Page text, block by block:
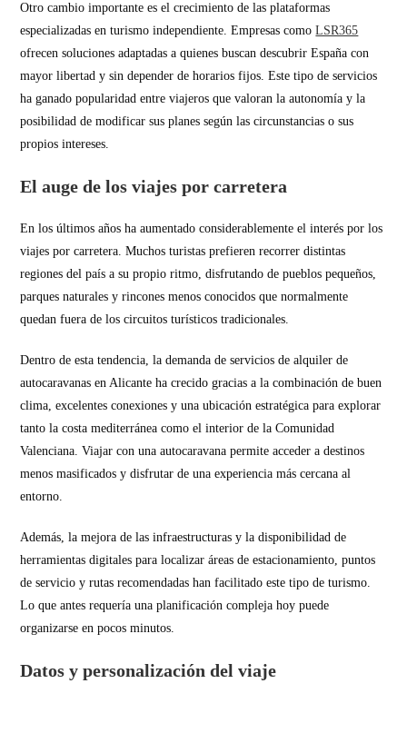
Otro cambio importante es el crecimiento de las plataformas
especializadas en turismo independiente. Empresas comoLSR365
ofrecen soluciones adaptadas a quienes buscan descubrir España con
mayor libertad y sin depender de horarios fijos. Este tipo de servicios
ha ganado popularidad entre viajeros que valoran la autonomía y la
posibilidad de modificar sus planes según las circunstancias o sus
propios intereses.
El auge de los viajes por carretera
En los últimos años ha aumentado considerablemente el interés por los
viajes por carretera. Muchos turistas prefieren recorrer distintas
regiones del país a su propio ritmo, disfrutando de pueblos pequeños,
parques naturales y rincones menos conocidos que normalmente
quedan fuera de los circuitos turísticos tradicionales.
Dentro de esta tendencia, la demanda de servicios de alquiler de
autocaravanas en Alicante ha crecido gracias a la combinación de buen
clima, excelentes conexiones y una ubicación estratégica para explorar
tanto la costa mediterránea como el interior de la Comunidad
Valenciana. Viajar con una autocaravana permite acceder a destinos
menos masificados y disfrutar de una experiencia más cercana al
entorno.
Además, la mejora de las infraestructuras y la disponibilidad de
herramientas digitales para localizar áreas de estacionamiento, puntos
de servicio y rutas recomendadas han facilitado este tipo de turismo.
Lo que antes requería una planificación compleja hoy puede
organizarse en pocos minutos.
Datos y personalización del viaje